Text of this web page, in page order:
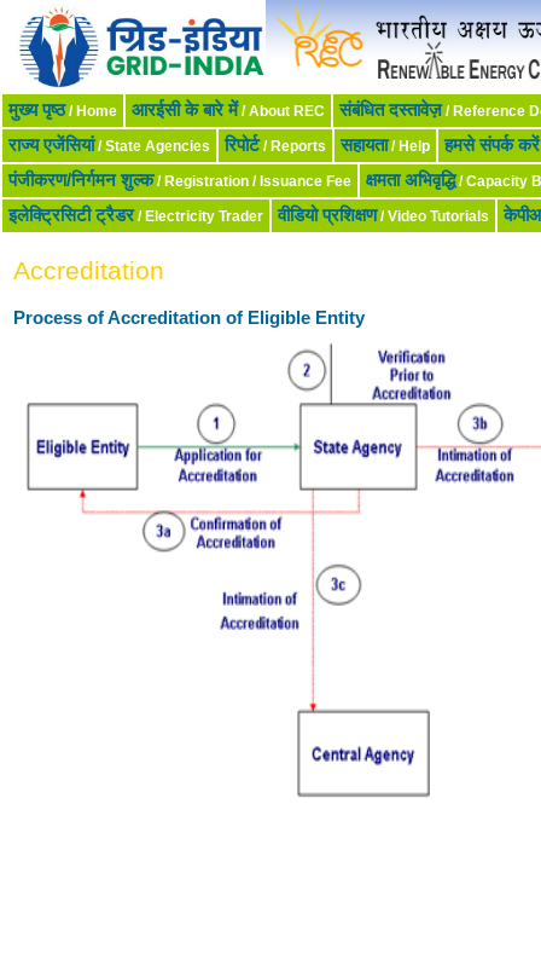
मुख्‍य पृष्‍ठ/ Home आरईसी के बारे में/ About REC संबंधित दस्तावेज़/ Reference
राज्य एजेंसियां/ State Agencies रिपोर्ट/ Reports सहायता/ Help हमसे संपर्क करें
पंजीकरण/निर्गमन शुल्क/ Registration / Issuance Fee क्षमता अभिवृद्धि/ Capacity
इलेक्ट्रिसिटी ट्रैडर/ Electricity Trader वीडियो प्रशिक्षण/ Video Tutorials
Accreditation
Process of Accreditation of Eligible Entity